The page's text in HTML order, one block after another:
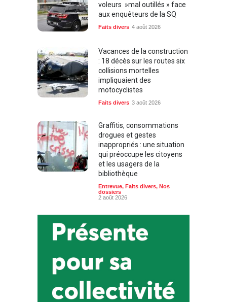
voleurs »mal outillés » face
aux enquêteurs de la SQ
Faits divers 4 août 2026
Vacances de la construction
: 18 décès sur les routes six
collisions mortelles
impliquaient des
motocyclistes
Faits divers 3 août 2026
Graffitis, consommations
drogues et gestes
inappropriés : une situation
qui préoccupe les citoyens
et les usagers de la
bibliothèque
Entrevue, Faits divers, Nos
dossiers
2 août 2026